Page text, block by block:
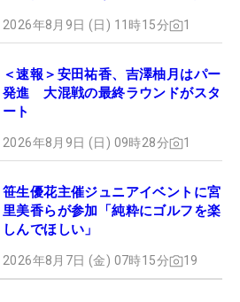
2026年8月9日 (日) 11時15分 1
＜速報＞安田祐香、吉澤柚月はパー
発進 大混戦の最終ラウンドがスタ
ート
2026年8月9日 (日) 09時28分 1
笹生優花主催ジュニアイベントに宮
里美香らが参加「純粋にゴルフを楽
しんでほしい」
2026年8月7日 (金) 07時15分 19